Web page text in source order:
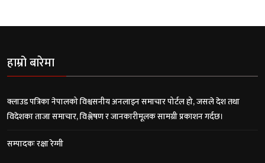
हाम्रो बारेमा
क्लाउड पत्रिका नेपालको विश्वसनीय अनलाइन समाचार पोर्टल हो, जसले देश तथा
विदेशका ताजा समाचार, विश्लेषण र जानकारीमूलक सामग्री प्रकाशन गर्दछ।
सम्पादकः रक्षा रेग्मी